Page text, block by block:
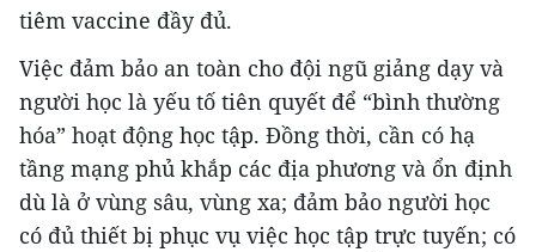
tiêm vaccine đầy đủ.
Việc đảm bảo an toàn cho đội ngũ giảng dạy và
người học là yếu tố tiên quyết để “bình thường
hóa” hoạt động học tập. Đồng thời, cần có hạ
tầng mạng phủ khắp các địa phương và ổn định
dù là ở vùng sâu, vùng xa; đảm bảo người học
có đủ thiết bị phục vụ việc học tập trực tuyến; có